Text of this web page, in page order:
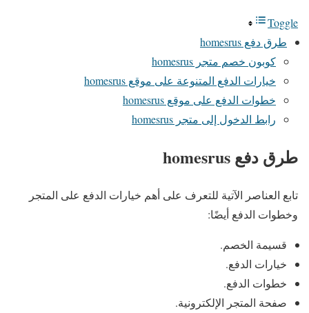
Toggle
طرق دفع homesrus
كوبون خصم متجر homesrus
خيارات الدفع المتنوعة على موقع homesrus
خطوات الدفع على موقع homesrus
رابط الدخول إلى متجر homesrus
طرق دفع homesrus
تابع العناصر الآتية للتعرف على أهم خيارات الدفع على المتجر
وخطوات الدفع أيضًا:
قسيمة الخصم.
خيارات الدفع.
خطوات الدفع.
صفحة المتجر الإلكترونية.